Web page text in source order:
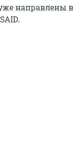
направлены